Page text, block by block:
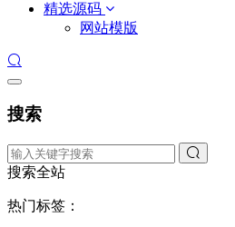
精选源码
网站模版
搜索
搜索全站
热门标签：